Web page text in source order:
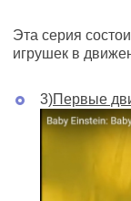
Эта серия
игрушек в
3)Первые